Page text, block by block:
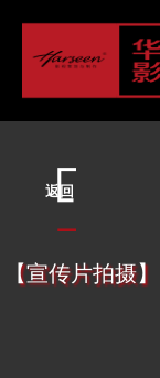
返回
【宣传片拍摄